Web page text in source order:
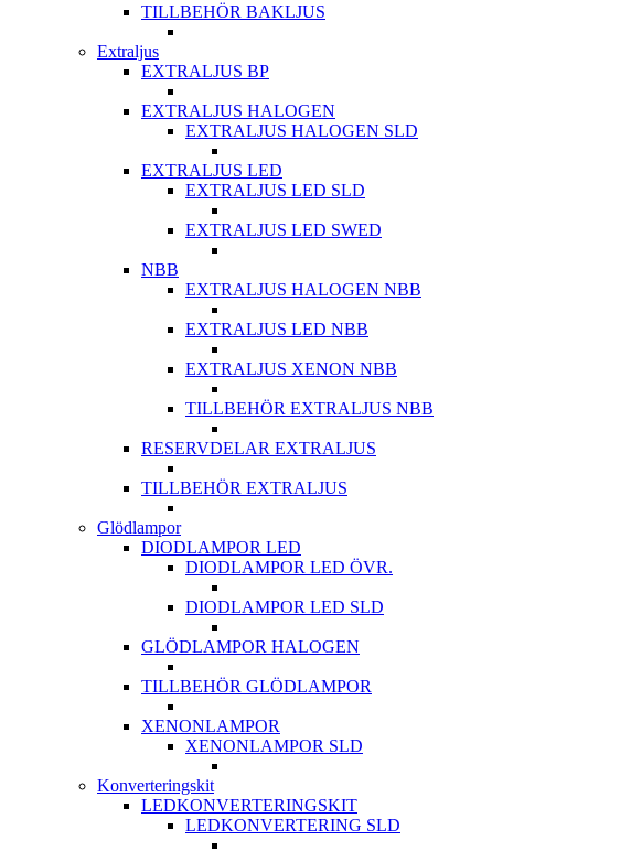
TILLBEHÖR BAKLJUS
Extraljus
EXTRALJUS BP
EXTRALJUS HALOGEN
EXTRALJUS HALOGEN SLD
EXTRALJUS LED
EXTRALJUS LED SLD
EXTRALJUS LED SWED
NBB
EXTRALJUS HALOGEN NBB
EXTRALJUS LED NBB
EXTRALJUS XENON NBB
TILLBEHÖR EXTRALJUS NBB
RESERVDELAR EXTRALJUS
TILLBEHÖR EXTRALJUS
Glödlampor
DIODLAMPOR LED
DIODLAMPOR LED ÖVR.
DIODLAMPOR LED SLD
GLÖDLAMPOR HALOGEN
TILLBEHÖR GLÖDLAMPOR
XENONLAMPOR
XENONLAMPOR SLD
Konverteringskit
LEDKONVERTERINGSKIT
LEDKONVERTERING SLD